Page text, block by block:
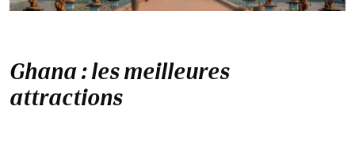
Ghana : les meilleures
attractions